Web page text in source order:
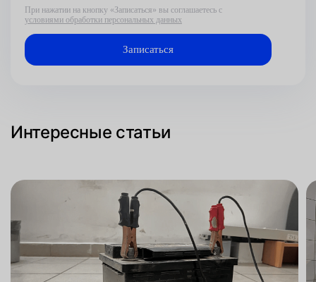
При нажатии на кнопку «Записаться» вы соглашаетесь с
условиями обработки персональных данных
Интересные статьи